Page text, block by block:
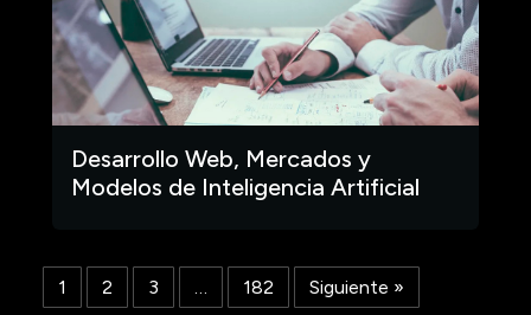
Desarrollo Web, Mercados y
Modelos de Inteligencia Artificial
1 2 3 … 182 Siguiente »